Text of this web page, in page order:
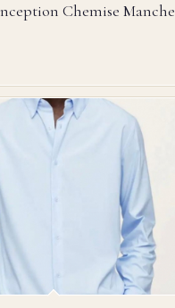
Chemise Manche